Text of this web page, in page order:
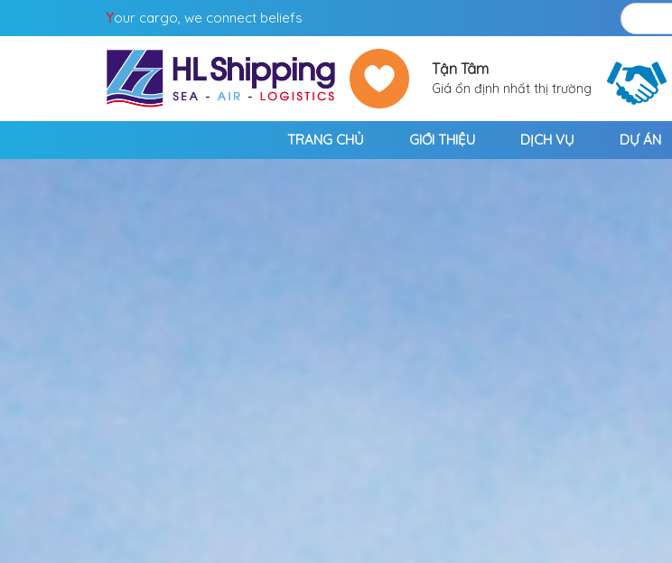
Your cargo, we connect beliefs
Tận Tâm
Giá ổn định nhất thị trường
TRANG CHỦ GIỚI THIỆU DỊCH VỤ DỰ ÁN